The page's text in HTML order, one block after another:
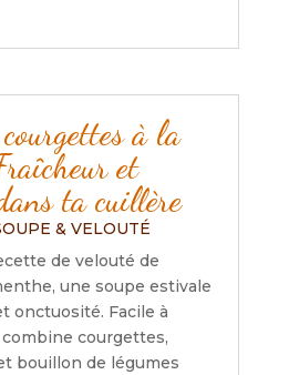
à la
et
ta cuillère
& VELOUTÉ
de velouté de
une soupe estivale
onctuosité. Facile à
courgettes,
bouillon de légumes